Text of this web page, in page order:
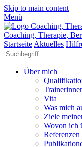
Skip to main content
Menü
Coaching, Therapie,
Startseite Aktuelles
Über mich
Vita
Was mich
Ziele
Wovon ich
Referenzen